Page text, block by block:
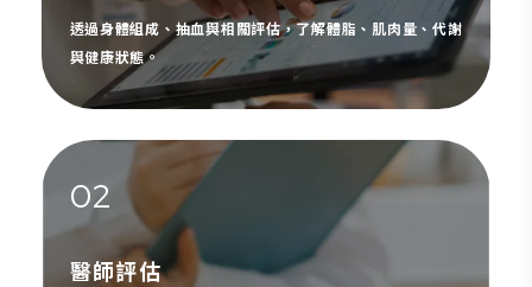
透過身體組成、抽血與相關評估，了解體脂、肌肉量、代謝
與健康狀態。
02
醫師評估